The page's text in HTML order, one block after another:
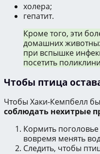
холера;
гепатит.
Кроме того, эти
домашних
при вспышке
посетить
Чтобы птица
Чтобы Хаки-Кемпбелл
соблюдать нехитрые
Кормить
вовремя менять
Следить, чтобы